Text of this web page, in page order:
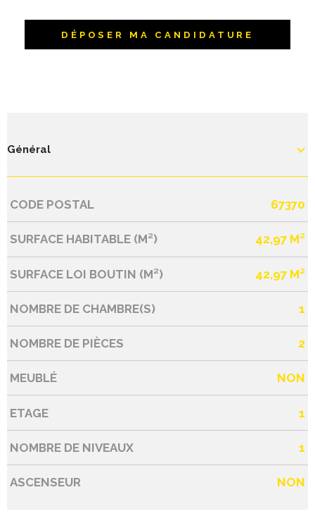
DÉPOSER MA CANDIDATURE
Général
Caractérisque Valeurs
CODE POSTAL 67370
SURFACE HABITABLE (M²) 42,97 M²
SURFACE LOI BOUTIN (M²) 42,97 M²
NOMBRE DE CHAMBRE(S) 1
NOMBRE DE PIÈCES 2
MEUBLÉ NON
ETAGE 1
NOMBRE DE NIVEAUX 1
ASCENSEUR NON